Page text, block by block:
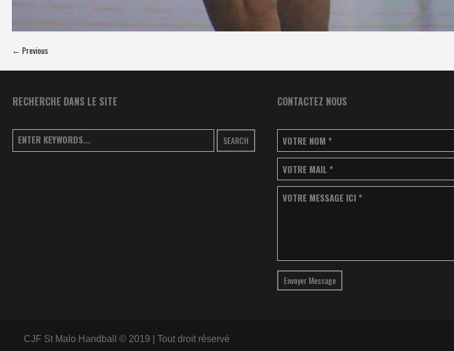
← Previous
RECHERCHE DANS LE SITE
SEARCH
CONTACTEZ NOUS
VOTRE NOM *
VOTRE MAIL *
VOTRE MESSAGE ICI *
Envoyer Message
CJF St Malo Handball © 2019 | Tout droit réservé